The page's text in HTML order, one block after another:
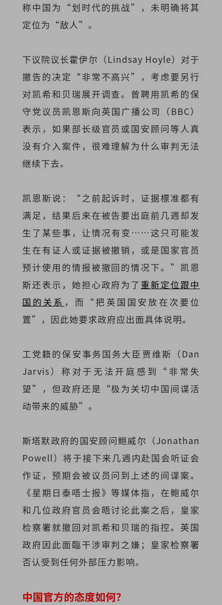
称中国为“划时代的挑战”，未明确将其
定位为“敌人”。
下议院议长霍伊尔（Lindsay Hoyle）对于
撤告的决定“非常不高兴”，考虑要另行
对凯希和贝瑞展开调查。曾聘用凯希的保
守党议员凯恩斯向英国广播公司（BBC）
表示，如果部长级官员或国安顾问等人真
没有介入案件，很难理解为什么审判无法
继续下去。
凯恩斯说：“之前起诉时，证据標准都有
满足，结果后来在被告要出庭前几週却发
生了某些事，让情况有变……这只可能发
生在有证人或证据被撤销，或是国家官员
预计使用的情报被撤回的情况下。”凯恩
斯还表示，她担心政府为了 重新定位跟中
国的关系 ，而“把英国国安放在次要位
置”，因此她要求政府应出面具体说明。
工党籍的保安事务国务大臣贾维斯（Dan
Jarvis）称对于无法开庭感到“非常失
望”，但政府还是“极为关切中国间谍活
动带来的威胁”。
斯塔默政府的国安顾问鲍威尔（Jonathan
Powell）将于接下来几週内赴国会听证会
作证，预期会被议员问到上述的间谍案。
《星期日泰唔士报》等媒体指，在鲍威尔
和几位政府官员会晤讨论此案之后，皇家
检察署就撤回对凯希和贝瑞的指控。英国
政府因此面臨干涉审判之嫌；皇家检察署
否认受到任何外部压力影响。
中国官方的态度如何？